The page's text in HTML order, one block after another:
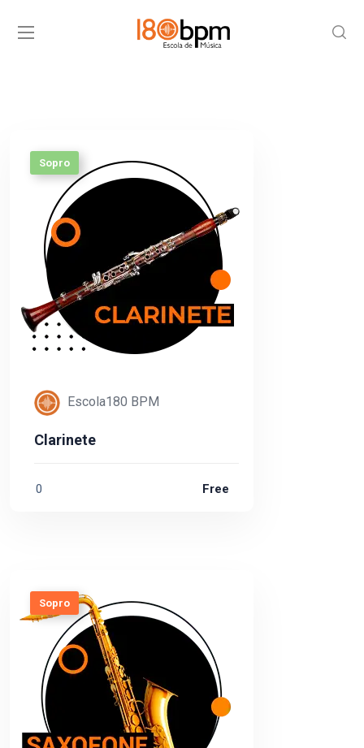
Sopro
Escola180 BPM
Clarinete
0 Free
Sopro